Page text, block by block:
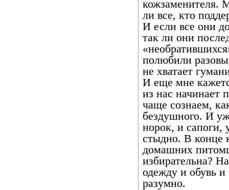
кожзаменителя.
ли все, кто
И если все они
так ли они
полюбили
не хватает
И еще мне
из нас начинает
чаще сознаем,
бездушного. И
норок, и сапоги,
стыдно. В конце
домашних
избирательна?
одежду и обувь
разумно.